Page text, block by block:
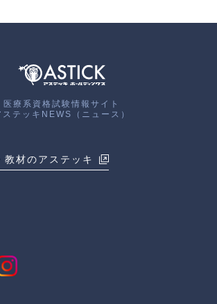
医療系資格試験情報サイト
ステッキNEWS（ニュース）
教材のアステッキ